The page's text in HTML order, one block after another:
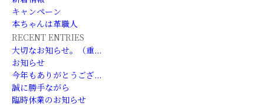
キャンペーン
本ちゃんは革職人
RECENT ENTRIES
大切なお知らせ。（重...
お知らせ
今年もありがとうござ...
誠に勝手ながら
臨時休業のお知らせ